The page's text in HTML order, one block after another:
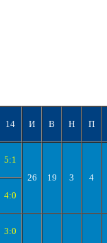
14 И В Н П
5:1
26
19 3 4
4:0
3:0